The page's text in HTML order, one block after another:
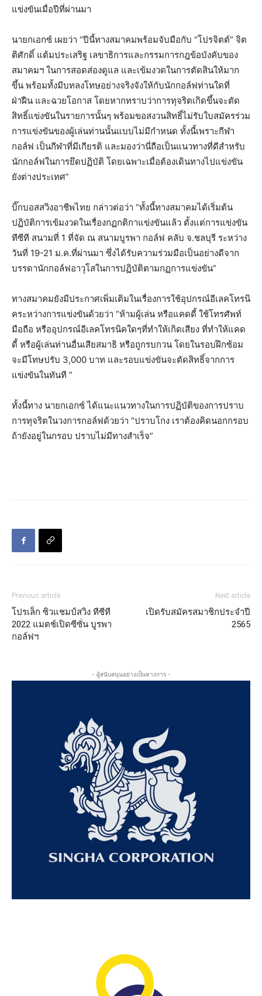
แข่งขันเมื่อปีที่ผ่านมา
นายกเอกซ์ เผยว่า “ปีนี้ทางสมาคมพร้อมจับมือกับ “โปรจิตต์” จิต
ติศักดิ์ แต้มประเสริฐ เลขาธิการและกรรมการกฎข้อบังคับของ
สมาคมฯ ในการสอดส่องดูแล และเข้มงวดในการตัดสินให้มาก
ขึ้น พร้อมทั้งมีบทลงโทษอย่างจริงจังให้กับนักกอล์ฟท่านใดที่
ฝ่าฝืน และฉวยโอกาส โดยหากทราบว่าการทุจริตเกิดขึ้นจะตัด
สิทธิ์แข่งขันในรายการนั้นๆ พร้อมขอสงวนสิทธิ์ไม่รับใบสมัครร่วม
การแข่งขันของผู้เล่นท่านนั้นแบบไม่มีกำหนด ทั้งนี้เพราะกีฬา
กอล์ฟ เป็นกีฬาที่มีเกียรติ และมองว่านี่ถือเป็นแนวทางที่ดีสำหรับ
นักกอล์ฟในการยึดปฏิบัติ โดยเฉพาะเมื่อต้องเดินทางไปแข่งขัน
ยังต่างประเทศ”
บิ๊กบอสสวิงอาชีพไทย กล่าวต่อว่า “ทั้งนี้ทางสมาคมได้เริ่มต้น
ปฏิบัติการเข้มงวดในเรื่องกฏกติกาแข่งขันแล้ว ตั้งแต่การแข่งขัน
ทีซีที สนามที่ 1 ที่จัด ณ สนามบูรพา กอล์ฟ คลับ จ.ชลบุรี ระหว่าง
วันที่ 19-21 ม.ค.ที่ผ่านมา ซึ่งได้รับความร่วมมือเป็นอย่างดีจาก
บรรดานักกอล์ฟอาวุโสในการปฏิบัติตามกฏการแข่งขัน”
ทางสมาคมยังมีประกาศเพิ่มเติมในเรื่องการใช้อุปกรณ์อีเลคโทรนิ
คระหว่างการแข่งขันด้วยว่า “ห้ามผู้เล่น หรือแคดดี้ ใช้โทรศัพท์
มือถือ หรืออุปกรณ์อีเลคโทรนิคใดๆที่ทำให้เกิดเสียง ที่ทำให้แคด
ดี้ หรือผู้เล่นท่านอื่นเสียสมาธิ หรือถูกรบกวน โดยในรอบฝึกซ้อม
จะมีโทษปรับ 3,000 บาท และรอบแข่งขันจะตัดสิทธิ์จากการ
แข่งขันในทันที ”
ทั้งนี้ทาง นายกเอกซ์ ได้แนะแนวทางในการปฏิบัติของการปราบ
การทุจริตในวงการกอล์ฟด้วยว่า “ปราบโกง เราต้องคิดนอกกรอบ
ถ้ายังอยู่ในกรอบ ปราบไม่มีทางสำเร็จ”
Previous article
โปรเล็ก ซิวแชมป์สวิง ทีซีที
2022 แมตช์เปิดซีซั่น บูรพา
กอล์ฟฯ
Next article
เปิดรับสมัครสมาชิกประจำปี
2565
- ผู้สนับสนุนอย่างเป็นทางการ -